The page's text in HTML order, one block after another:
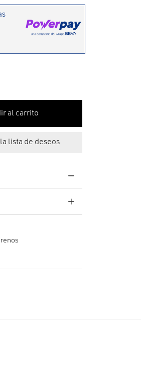
al carrito
lista de deseos